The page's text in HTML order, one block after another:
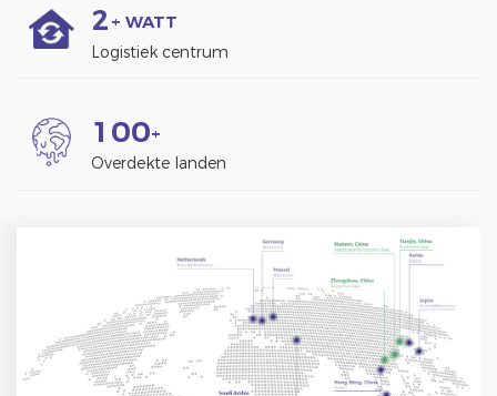
2 + WATT
Logistiek centrum
1 00+
Overdekte landen